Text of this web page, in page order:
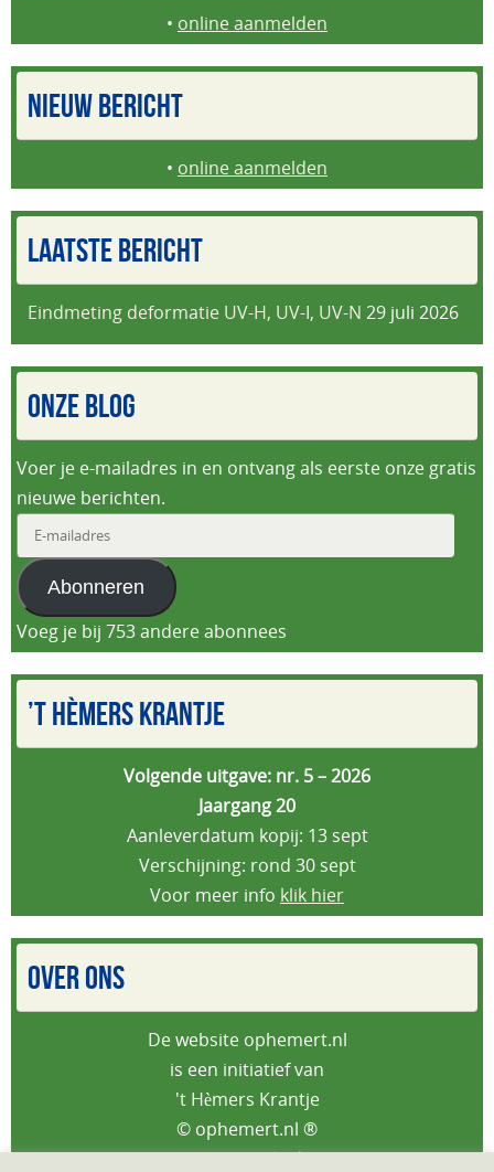
• online aanmelden
NIEUW BERICHT
• online aanmelden
LAATSTE BERICHT
Eindmeting deformatie UV-H, UV-I, UV-N 29 juli 2026
ONZE BLOG
Voer je e-mailadres in en ontvang als eerste onze gratis
nieuwe berichten.
mailadres
Abonneren
Voeg je bij 753 andere abonnees
’T HÈMERS KRANTJE
Volgende uitgave: nr. 5 – 2026
Jaargang 20
Aanleverdatum kopij: 13 sept
Verschijning: rond 30 sept
Voor meer info klik hier
OVER ONS
De website ophemert.nl
is een initiatief van
't Hèmers Krantje
© ophemert.nl ®
Privacybeleid